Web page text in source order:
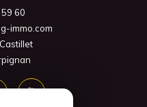
60
immo.com